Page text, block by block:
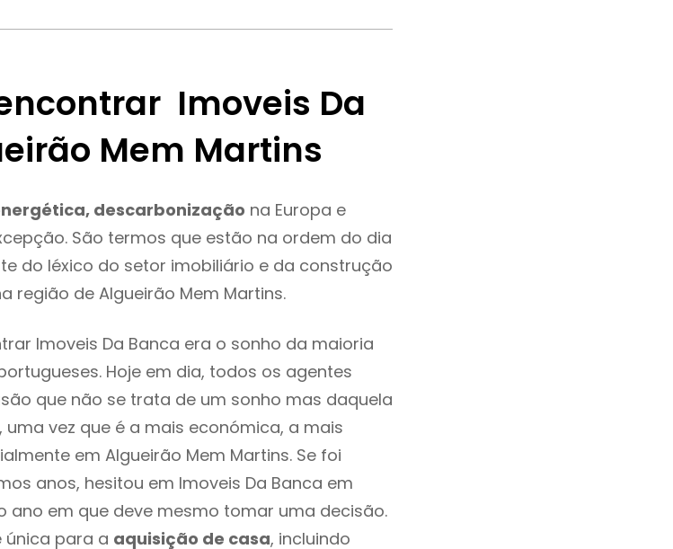
Imoveis Da
Mem Martins
descarbonização na Europa e
São termos que estão na ordem do dia
do léxico do setor imobiliário e da construção
região de Algueirão Mem Martins.
Imoveis Da Banca era o sonho da maioria
Hoje em dia, todos os agentes
que não se trata de um sonho mas daquela
vez que é a mais económica, a mais
em Algueirão Mem Martins. Se foi
anos, hesitou em Imoveis Da Banca em
ano em que deve mesmo tomar uma decisão.
única para a aquisição de casa, incluindo